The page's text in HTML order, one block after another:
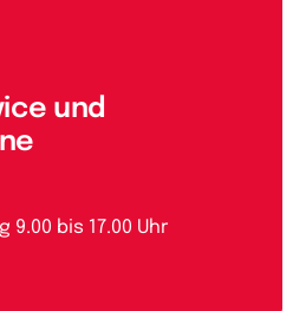
und
9.00 bis 17.00 Uhr